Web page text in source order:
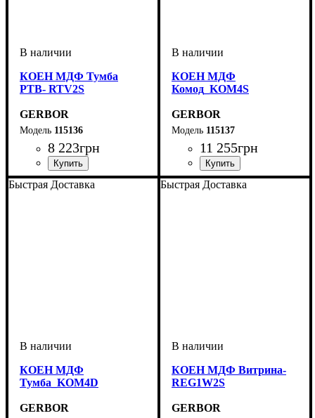
КОЕН МДФ Тумба
РТВ- RTV2S
GERBOR
115136
8 223грн
ширина, мм: 1500
высота, мм: 330
глубина, мм: 560,5
КОЕН МДФ
Комод_KOM4S
GERBOR
115137
11 255грн
ширина, мм: 1003,5
высота, мм: 930,5
глубина, мм: 400
Быстрая Доставка
КОЕН МДФ
Тумба_KOM4D
GERBOR
Быстрая Доставка
КОЕН МДФ Витрина-
REG1W2S
GERBOR